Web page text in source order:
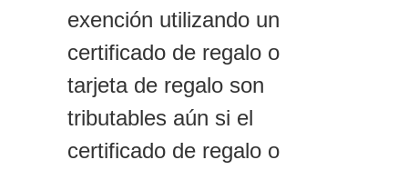
exención utilizando un
certificado de regalo o
tarjeta de regalo son
tributables aún si el
certificado de regalo o